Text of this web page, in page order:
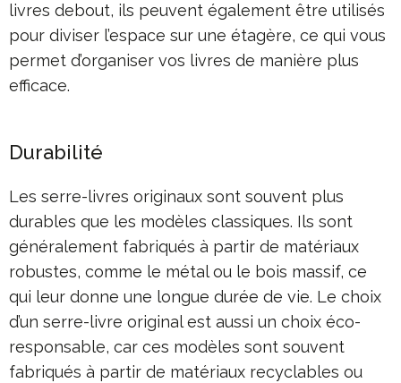
livres debout, ils peuvent également être utilisés
pour diviser l’espace sur une étagère, ce qui vous
permet d’organiser vos livres de manière plus
efficace.
Durabilité
Les serre-livres originaux sont souvent plus
durables que les modèles classiques. Ils sont
généralement fabriqués à partir de matériaux
robustes, comme le métal ou le bois massif, ce
qui leur donne une longue durée de vie. Le choix
d’un serre-livre original est aussi un choix éco-
responsable, car ces modèles sont souvent
fabriqués à partir de matériaux recyclables ou